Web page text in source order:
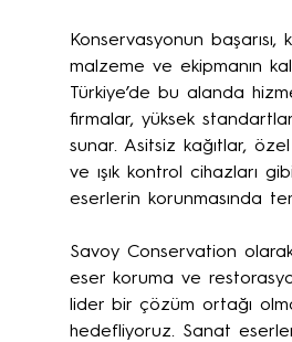
Konservasyonun başarısı,
malzeme ve ekipmanın
Türkiye’de bu alanda
firmalar, yüksek
sunar. Asitsiz kağıtlar,
ve ışık kontrol cihazları
eserlerin korunmasında
Savoy Conservation
eser koruma ve
lider bir çözüm ortağı
hedefliyoruz. Sanat